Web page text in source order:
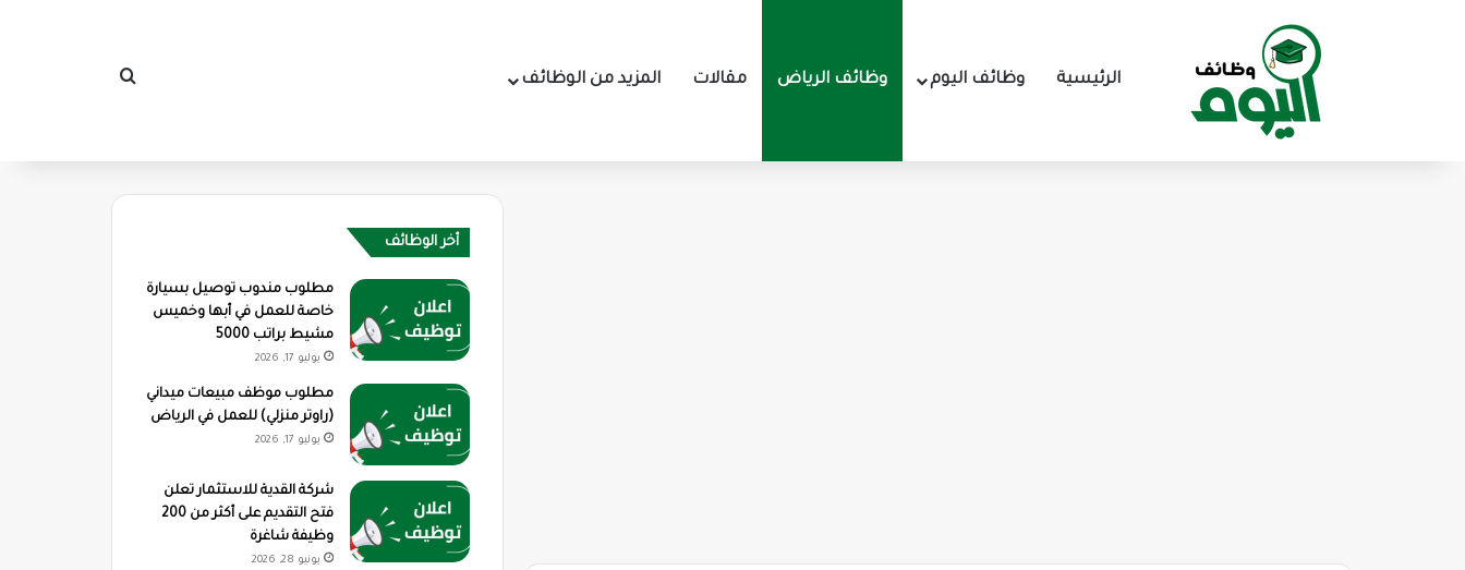
الرئيسية وظائف اليوم وظائف الرياض مقالات المزيد من الوظائف بحث عن
أخر الوظائف
مطلوب مندوب توصيل بسيارة
خاصة للعمل في أبها وخميس
مشيط براتب 5000
يوليو 17, 2026
مطلوب موظف مبيعات ميداني
(راوتر منزلي) للعمل في الرياض
يوليو 17, 2026
شركة القدية للاستثمار تعلن
فتح التقديم على أكثر من 200
وظيفة شاغرة
يونيو 28, 2026